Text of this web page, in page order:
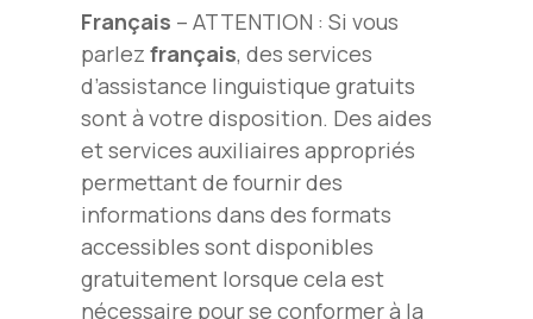
Français – ATTENTION : Si vous
parlez français, des services
d’assistance linguistique gratuits
sont à votre disposition. Des aides
et services auxiliaires appropriés
permettant de fournir des
informations dans des formats
accessibles sont disponibles
gratuitement lorsque cela est
nécessaire pour se conformer à la